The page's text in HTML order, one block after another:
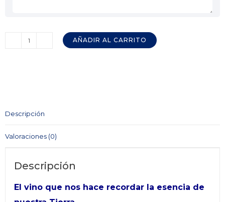
IGP
cantidad
AÑADIR AL CARRITO
Descripción
Valoraciones (0)
Descripción
El vino que nos hace recordar la esencia de